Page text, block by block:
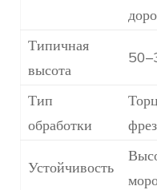
Типичная
высота
Тип
обработки
Устойчивость